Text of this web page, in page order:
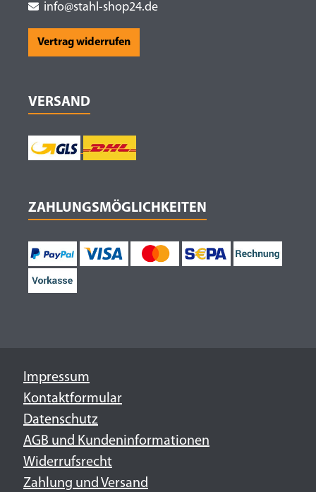
info@stahl-shop24.de
Vertrag widerrufen
VERSAND
ZAHLUNGSMÖGLICHKEITEN
Impressum
Kontaktformular
Datenschutz
AGB und Kundeninformationen
Widerrufsrecht
Zahlung und Versand